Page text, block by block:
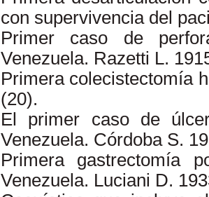
con supervivencia del
Primer caso de
Venezuela. Razetti L.
Primera colecistectomía
(20).
El primer caso de
Venezuela. Córdoba S.
Primera gastrectomía
Venezuela. Luciani D.